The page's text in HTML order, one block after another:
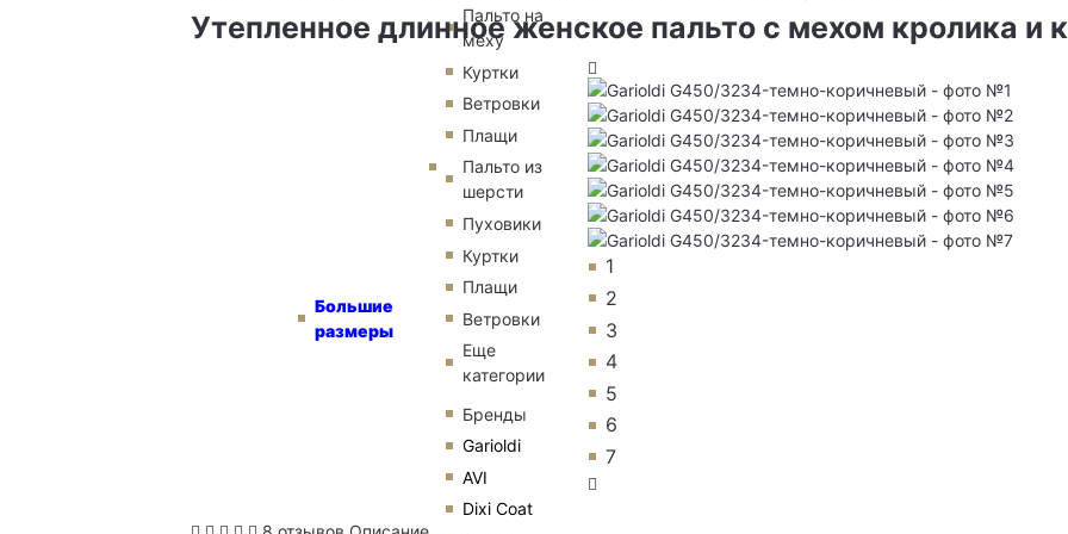
Большие
размеры
Пальто на
меху
Куртки
Ветровки
Плащи
Пальто из
шерсти
Пуховики
Куртки
Плащи
Ветровки
Еще
категории
Бренды
Garioldi
AVI
Dixi Coat
Утепленное длинное женское пальто с мехом кролика и
1
2
3
4
5
6
7